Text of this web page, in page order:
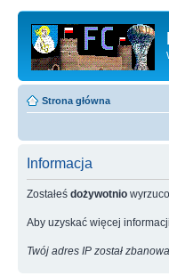
Strona główna
Informacja
Zostałeś dożywotnio
Aby uzyskać więcej
Twój adres IP został